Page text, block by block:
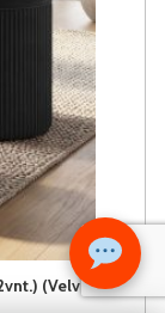
MONTEX (II gr.) apvalių pufų komplektas (2vnt.) (Velvet #80 Juodas)